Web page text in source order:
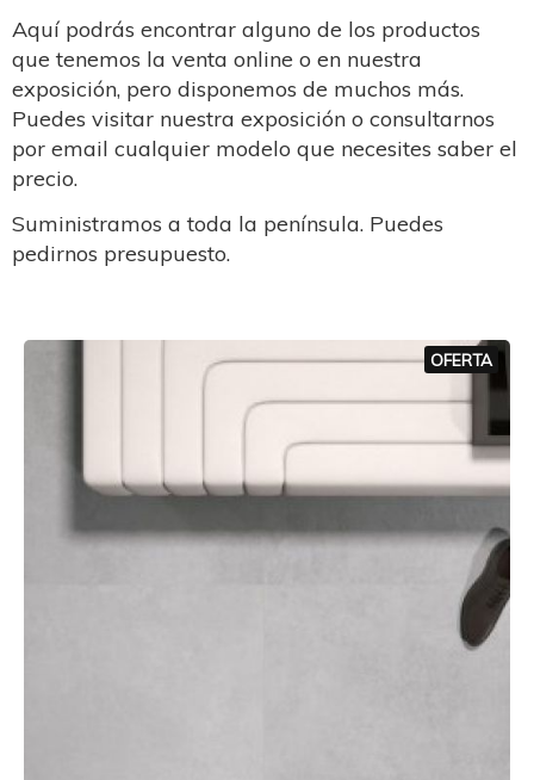
Aquí podrás encontrar alguno de los productos
que tenemos la venta online o en nuestra
exposición, pero disponemos de muchos más.
Puedes visitar nuestra exposición o consultarnos
por email cualquier modelo que necesites saber el
precio.
Suministramos a toda la península. Puedes
pedirnos presupuesto.
OFERTA